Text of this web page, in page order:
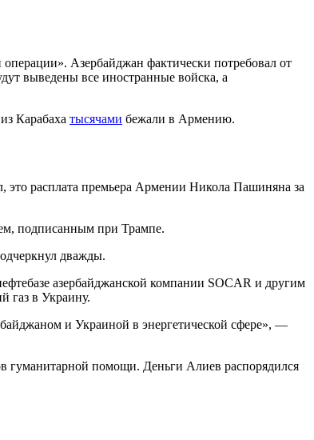
Азербайджан фактически потребовал от
выведены все иностранные войска, а
Карабаха тысячами бежали в Армению.
это расплата премьера Армении Никола Пашиняна за
подписанным при Трампе.
дважды.
азербайджанской компании SOCAR и другим
газ в Украину.
и Украиной в энергетической сфере», —
гуманитарной помощи. Деньги Алиев распорядился